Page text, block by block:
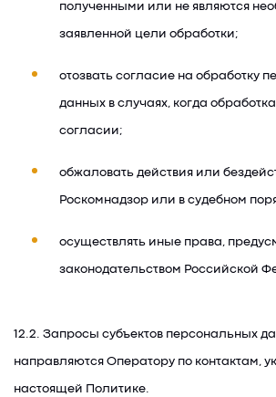
полученными или не являются
заявленной цели обработки;
отозвать согласие на обработку
данных в случаях, когда
согласии;
обжаловать действия или
Роскомнадзор или в судебном
осуществлять иные права,
законодательством Российской
12.2. Запросы субъектов персональных
направляются Оператору по контактам,
настоящей Политике.